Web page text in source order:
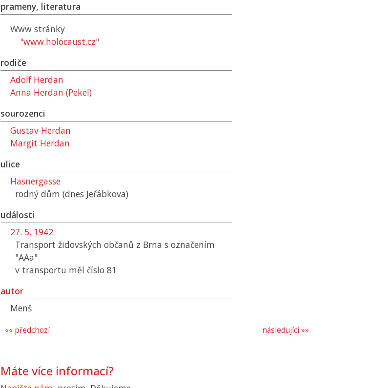
prameny, literatura
Www stránky
"www.holocaust.cz"
rodiče
Adolf Herdan
Anna Herdan (Pekel)
sourozenci
Gustav Herdan
Margit Herdan
ulice
Hasnergasse
rodný dům (dnes Jeřábkova)
události
27. 5. 1942
Transport židovských občanů z Brna s označením
"AAa"
v transportu měl číslo 81
autor
Menš
následující »»
«« předchozí
Máte více informací?